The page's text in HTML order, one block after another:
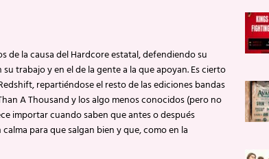
de la causa del Hardcore estatal, defendiendo su
trabajo y en el de la gente a la que apoyan. Es cierto
repartiéndose el resto de las ediciones bandas
A Thousand y los algo menos conocidos (pero no
importar cuando saben que antes o después
para que salgan bien y que, como en la